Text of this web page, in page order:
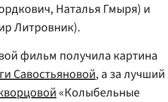
Наталья Гмыря) и
Литровник).
фильм получила картина
Савостьяновой, а за лучший
«Колыбельные